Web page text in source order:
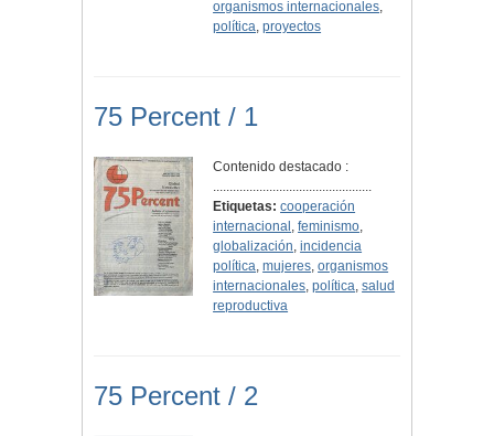
organismos internacionales,
política,proyectos
75 Percent / 1
Contenido destacado :
................................................
Etiquetas: cooperación
internacional ,feminismo,
globalización,incidencia
política,mujeres,organismos
internacionales,política,salud
reproductiva
75 Percent / 2